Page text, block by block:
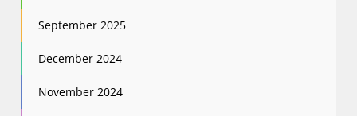
September 2025
December 2024
November 2024